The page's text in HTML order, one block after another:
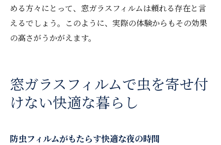
める方々にとって、窓ガラスフィルムは頼れる存在と言
えるでしょう。このように、実際の体験からもその効果
の高さがうかがえます。
窓ガラスフィルムで虫を寄せ付
けない快適な暮らし
防虫フィルムがもたらす快適な夜の時間